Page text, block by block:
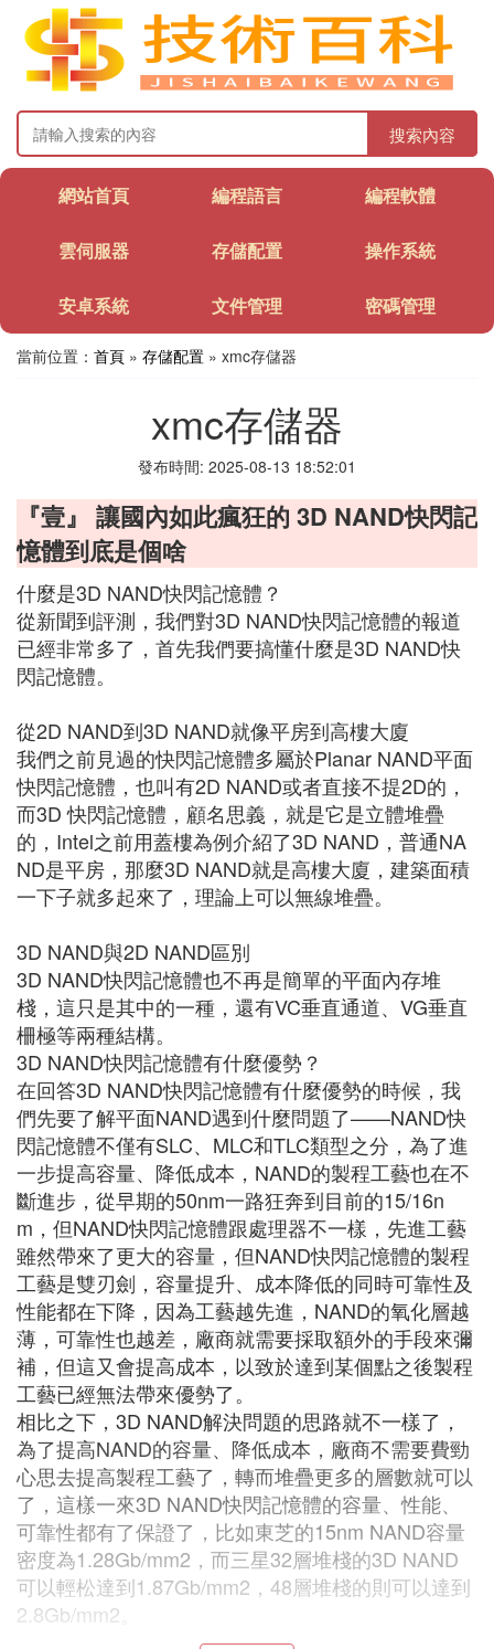
搜索內容
網站首頁 編程語言 編程軟體
雲伺服器 存儲配置 操作系統
安卓系統 文件管理 密碼管理
當前位置： 首頁 » 存儲配置 » xmc存儲器
xmc存儲器
發布時間: 2025-08-13 18:52:01
『壹』 讓國內如此瘋狂的 3D NAND快閃記
憶體到底是個啥
什麼是3D NAND快閃記憶體？
從新聞到評測，我們對3D NAND快閃記憶體的報道
已經非常多了，首先我們要搞懂什麼是3D NAND快
閃記憶體。
從2D NAND到3D NAND就像平房到高樓大廈
我們之前見過的快閃記憶體多屬於Planar NAND平面
快閃記憶體，也叫有2D NAND或者直接不提2D的，
而3D 快閃記憶體，顧名思義，就是它是立體堆疊
的，Intel之前用蓋樓為例介紹了3D NAND，普通NA
ND是平房，那麼3D NAND就是高樓大廈，建築面積
一下子就多起來了，理論上可以無線堆疊。
3D NAND與2D NAND區別
3D NAND快閃記憶體也不再是簡單的平面內存堆
棧，這只是其中的一種，還有VC垂直通道、VG垂直
柵極等兩種結構。
3D NAND快閃記憶體有什麼優勢？
在回答3D NAND快閃記憶體有什麼優勢的時候，我
們先要了解平面NAND遇到什麼問題了——NAND快
閃記憶體不僅有SLC、MLC和TLC類型之分，為了進
一步提高容量、降低成本，NAND的製程工藝也在不
斷進步，從早期的50nm一路狂奔到目前的15/16n
m，但NAND快閃記憶體跟處理器不一樣，先進工藝
雖然帶來了更大的容量，但NAND快閃記憶體的製程
工藝是雙刃劍，容量提升、成本降低的同時可靠性及
性能都在下降，因為工藝越先進，NAND的氧化層越
薄，可靠性也越差，廠商就需要採取額外的手段來彌
補，但這又會提高成本，以致於達到某個點之後製程
工藝已經無法帶來優勢了。
相比之下，3D NAND解決問題的思路就不一樣了，
為了提高NAND的容量、降低成本，廠商不需要費勁
心思去提高製程工藝了，轉而堆疊更多的層數就可以
了，這樣一來3D NAND快閃記憶體的容量、性能、
可靠性都有了保證了，比如東芝的15nm NAND容量
密度為1.28Gb/mm2，而三星32層堆棧的3D NAND
可以輕松達到1.87Gb/mm2，48層堆棧的則可以達到
2.8Gb/mm2。